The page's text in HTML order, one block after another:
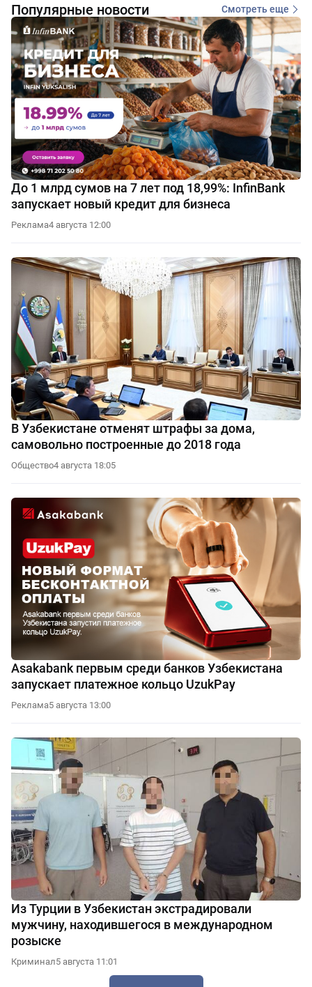
Популярные новости Смотреть еще
До 1 млрд сумов на 7 лет под 18,99%: InfinBank
запускает новый кредит для бизнеса
Реклама4 августа 12:00
В Узбекистане отменят штрафы за дома,
самовольно построенные до 2018 года
Общество4 августа 18:05
Asakabank первым среди банков Узбекистана
запускает платежное кольцо UzukPay
Реклама5 августа 13:00
Из Турции в Узбекистан экстрадировали
мужчину, находившегося в международном
розыске
Криминал5 августа 11:01